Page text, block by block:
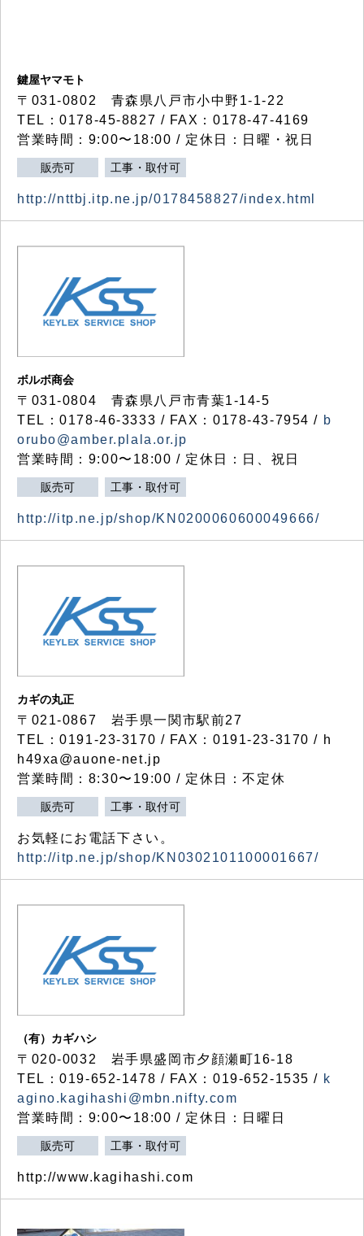
鍵屋ヤマモト
〒031-0802 青森県八戸市小中野1-1-22
TEL：0178-45-8827 / FAX：0178-47-4169
営業時間：9:00〜18:00 / 定休日：日曜・祝日
販売可 工事・取付可
http://nttbj.itp.ne.jp/0178458827/index.html
ボルボ商会
〒031-0804 青森県八戸市青葉1-14-5
TEL：0178-46-3333 / FAX：0178-43-7954 / b
orubo@amber.plala.or.jp
営業時間：9:00〜18:00 / 定休日：日、祝日
販売可 工事・取付可
http://itp.ne.jp/shop/KN0200060600049666/
カギの丸正
〒021-0867 岩手県一関市駅前27
TEL：0191-23-3170 / FAX：0191-23-3170 / h
h49xa@auone-net.jp
営業時間：8:30〜19:00 / 定休日：不定休
販売可 工事・取付可
お気軽にお電話下さい。
http://itp.ne.jp/shop/KN0302101100001667/
（有）カギハシ
〒020-0032 岩手県盛岡市夕顔瀬町16-18
TEL：019-652-1478 / FAX：019-652-1535 / k
agino.kagihashi@mbn.nifty.com
営業時間：9:00〜18:00 / 定休日：日曜日
販売可 工事・取付可
http://www.kagihashi.com